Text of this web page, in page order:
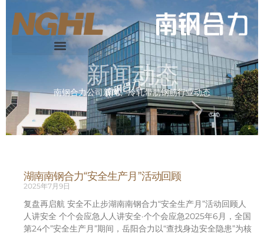
新闻动态
南钢合力公司新闻、冷轧带肋钢筋行业动态
湖南南钢合力“安全生产月”活动回顾
2025年7月9日
复盘再启航 安全不止步湖南南钢合力“安全生产月”活动回顾人
人讲安全 个个会应急人人讲安全·个个会应急2025年6月，全国
第24个”安全生产月”期间，岳阳合力以“查找身边安全隐患”为核